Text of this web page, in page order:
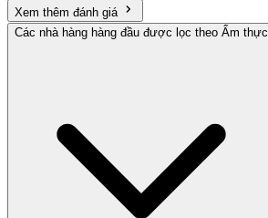
Xem thêm đánh giá
Các nhà hàng hàng đầu được lọc theo Ẩm thực